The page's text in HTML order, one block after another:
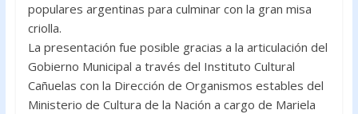
populares argentinas para culminar con la gran misa
criolla.
La presentación fue posible gracias a la articulación del
Gobierno Municipal a través del Instituto Cultural
Cañuelas con la Dirección de Organismos estables del
Ministerio de Cultura de la Nación a cargo de Mariela